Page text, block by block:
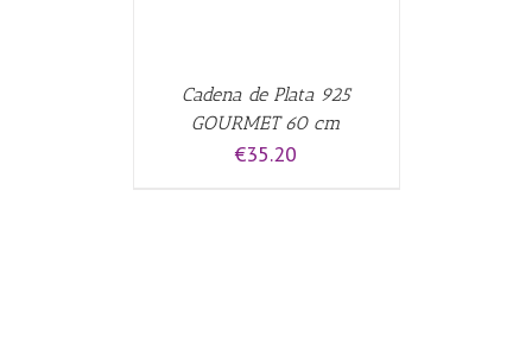
Cadena de Plata 925
GOURMET 60 cm
€35.20